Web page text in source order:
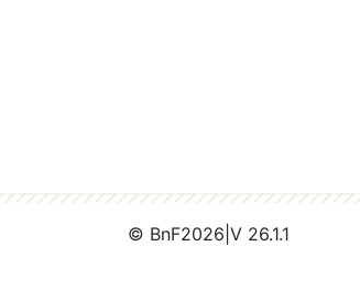
© BnF2026 V 26.1.1